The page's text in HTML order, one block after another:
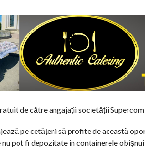
de către angajații societății Supercom
pe cetățeni să profite de această
pot fi depozitate în containerele